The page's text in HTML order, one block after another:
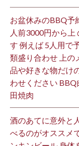
お盆休みのBBQ予
人前3000円から上
す 例えば 5人用で
類盛り合わせ 上の
品や好きな物だけ
わせください BBQ
田焼肉
酒のあてに意外と
べるのがオススメ